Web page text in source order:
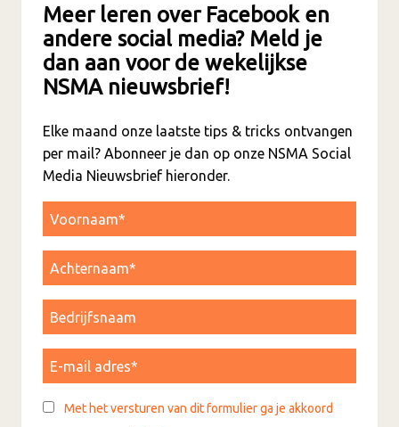
Meer leren over Facebook en
andere social media? Meld je
dan aan voor de wekelijkse
NSMA nieuwsbrief!
Elke maand onze laatste tips & tricks ontvangen
per mail? Abonneer je dan op onze NSMA Social
Media Nieuwsbrief hieronder.
Met het versturen van dit formulier ga je akkoord